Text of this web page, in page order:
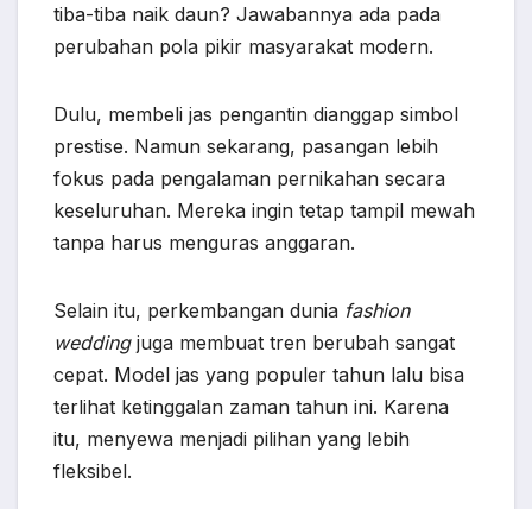
tiba-tiba naik daun? Jawabannya ada pada
perubahan pola pikir masyarakat modern.
Dulu, membeli jas pengantin dianggap simbol
prestise. Namun sekarang, pasangan lebih
fokus pada pengalaman pernikahan secara
keseluruhan. Mereka ingin tetap tampil mewah
tanpa harus menguras anggaran.
Selain itu, perkembangan dunia fashion
weddingjuga membuat tren berubah sangat
cepat. Model jas yang populer tahun lalu bisa
terlihat ketinggalan zaman tahun ini. Karena
itu, menyewa menjadi pilihan yang lebih
fleksibel.